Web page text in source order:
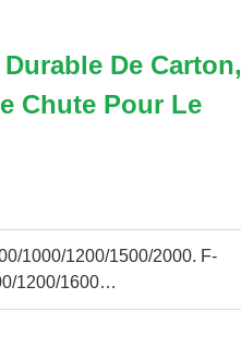
De Carton,
Chute Pour Le
1000/1200/1500/2000. F-
1200/1600…